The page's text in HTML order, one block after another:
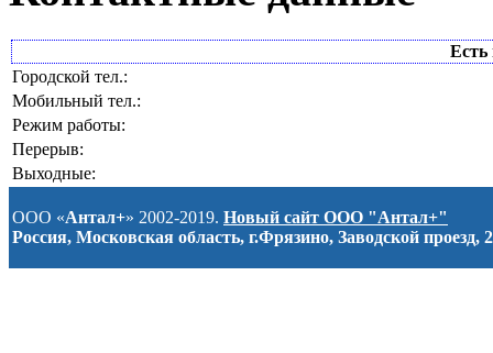
Есть
Городской тел.:
Мобильный тел.:
Режим работы:
Перерыв:
Выходные:
ООО «Антал+» 2002-2019. Новый сайт ООО "Антал+"
Россия, Московская область, г.Фрязино, Заводской проезд, 2